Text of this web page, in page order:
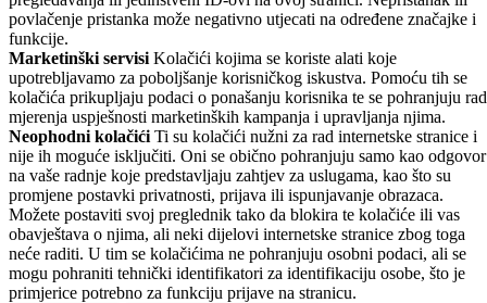
povlačenje pristanka može negativno utjecati na određene značajke i
funkcije.
Marketinški servisi Kolačići kojima se koriste alati koje
upotrebljavamo za poboljšanje korisničkog iskustva. Pomoću tih se
kolačića prikupljaju podaci o ponašanju korisnika te se pohranjuju
mjerenja uspješnosti marketinških kampanja i upravljanja njima.
Neophodni kolačići Ti su kolačići nužni za rad internetske stranice i
nije ih moguće isključiti. Oni se obično pohranjuju samo kao odgovor
na vaše radnje koje predstavljaju zahtjev za uslugama, kao što su
promjene postavki privatnosti, prijava ili ispunjavanje obrazaca.
Možete postaviti svoj preglednik tako da blokira te kolačiće ili vas
obavještava o njima, ali neki dijelovi internetske stranice zbog toga
neće raditi. U tim se kolačićima ne pohranjuju osobni podaci, ali se
mogu pohraniti tehnički identifikatori za identifikaciju osobe, što je
primjerice potrebno za funkciju prijave na stranicu.